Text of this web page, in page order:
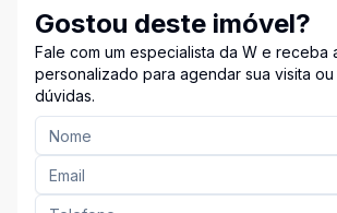
Gostou deste imóvel?
Fale com um especialista da W e receba
personalizado para agendar sua visita ou
dúvidas.